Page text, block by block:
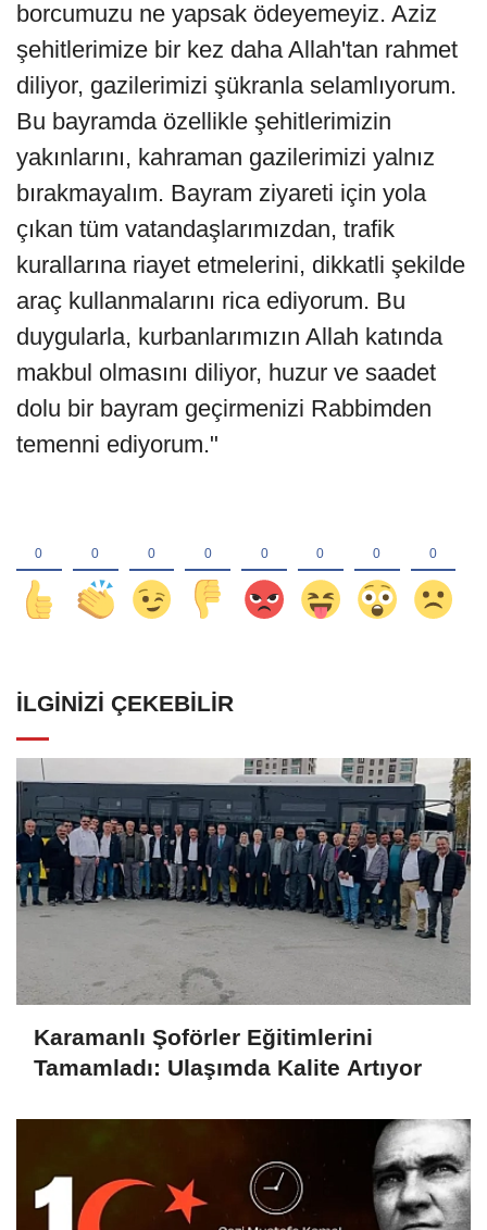
borcumuzu ne yapsak ödeyemeyiz. Aziz
şehitlerimize bir kez daha Allah'tan rahmet
diliyor, gazilerimizi şükranla selamlıyorum.
Bu bayramda özellikle şehitlerimizin
yakınlarını, kahraman gazilerimizi yalnız
bırakmayalım. Bayram ziyareti için yola
çıkan tüm vatandaşlarımızdan, trafik
kurallarına riayet etmelerini, dikkatli şekilde
araç kullanmalarını rica ediyorum. Bu
duygularla, kurbanlarımızın Allah katında
makbul olmasını diliyor, huzur ve saadet
dolu bir bayram geçirmenizi Rabbimden
temenni ediyorum."
İLGINIZI ÇEKEBILIR
Karamanlı Şoförler Eğitimlerini
Tamamladı: Ulaşımda Kalite Artıyor